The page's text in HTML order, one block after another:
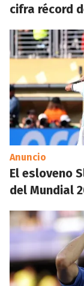
cifra récord
Anuncio
El esloveno
del Mundial